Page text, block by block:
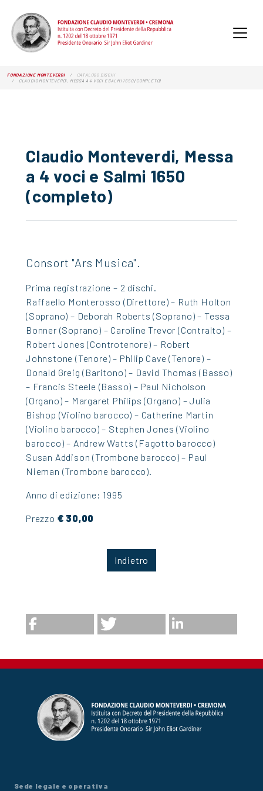
FONDAZIONE MONTEVERDI
CATALOGO DISCHI
CLAUDIO MONTEVERDI, MESSA A 4 VOCI E SALMI 1650 (COMPLETO)
Claudio Monteverdi, Messa
a 4 voci e Salmi 1650
(completo)
Consort "Ars Musica".
Prima registrazione – 2 dischi.
Raffaello Monterosso (Direttore) – Ruth Holton
(Soprano) – Deborah Roberts (Soprano) – Tessa
Bonner (Soprano) – Caroline Trevor (Contralto) –
Robert Jones (Controtenore) – Robert
Johnstone (Tenore) – Philip Cave (Tenore) –
Donald Greig (Baritono) – David Thomas (Basso)
– Francis Steele (Basso) – Paul Nicholson
(Organo) – Margaret Philips (Organo) – Julia
Bishop (Violino barocco) – Catherine Martin
(Violino barocco) – Stephen Jones (Violino
barocco) – Andrew Watts (Fagotto barocco)
Susan Addison (Trombone barocco) – Paul
Nieman (Trombone barocco).
Anno di edizione: 1995
Prezzo € 30,00
Indietro
Sede legale e operativa